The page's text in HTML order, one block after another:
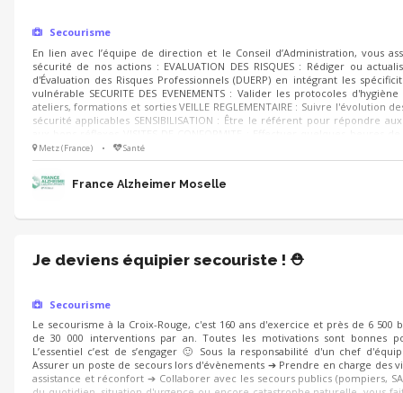
Secourisme
En lien avec l’équipe de direction et le Conseil d’Administration, vous
sécurité de nos actions : EVALUATION DES RISQUES : Rédiger ou
d'Évaluation des Risques Professionnels (DUERP) en intégrant les
vulnérable SECURITE DES EVENEMENTS : Valider les protocoles
ateliers, formations et sorties VEILLE REGLEMENTAIRE : Suivre l'évolution
sécurité applicables SENSIBILISATION : Être le référent pour répondre
nous auditer
Metz (France) • Santé
France Alzheimer Moselle
Je deviens équipier secouriste ! ⛑️
Secourisme
Le secourisme à la Croix-Rouge, c'est 160 ans d'exercice et près de 6 500
de 30 000 interventions par an. Toutes les motivations sont bonnes
L’essentiel c’est de s’engager 🙂 Sous la responsabilité d'un chef
Assurer un poste de secours lors d'évènements ➔ Prendre en charge des
assistance et réconfort ➔ Collaborer avec les secours publics (pompiers,